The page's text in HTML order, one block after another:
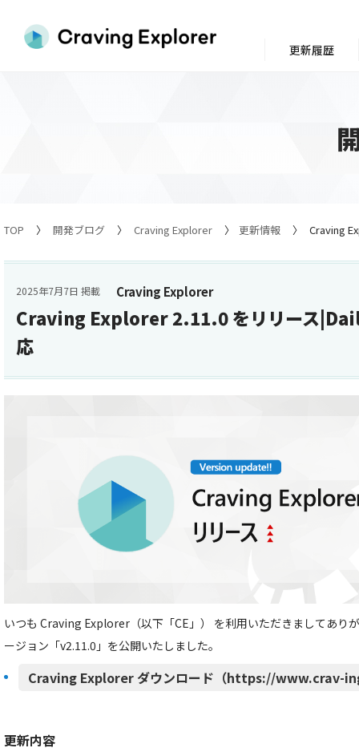
TOP 開発ブログ Craving Explorer 更新情報 Craving
Craving Explorer
2025年7月7日 掲載
Craving Explorer 2.11.0 をリリース
応
いつも Craving Explorer（以下「CE」） を利用いただきましてあり
ージョン「v2.11.0」を公開いたしました。
Craving Explorer ダウンロード（https://www.crav-
更新内容
更新履歴